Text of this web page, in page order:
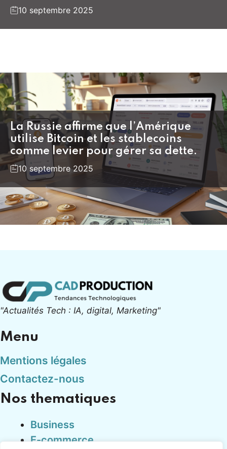
10 septembre 2025
La Russie affirme que l’Amérique
utilise Bitcoin et les stablecoins
comme levier pour gérer sa dette.
10 septembre 2025
"Actualités Tech : IA, digital, Marketing"
Menu
Mentions légales
Contactez-nous
Nos thematiques
Business
E-commerce